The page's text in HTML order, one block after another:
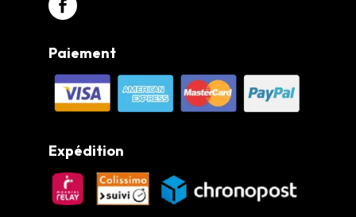
Paiement
Expédition